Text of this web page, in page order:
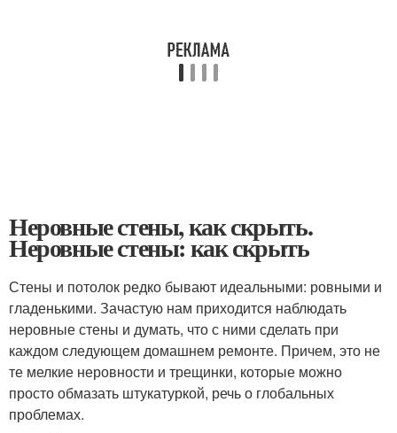
Неровные стены, как скрыть.
Неровные стены: как скрыть
Стены и потолок редко бывают идеальными: ровными и
гладенькими. Зачастую нам приходится наблюдать
неровные стены и думать, что с ними сделать при
каждом следующем домашнем ремонте. Причем, это не
те мелкие неровности и трещинки, которые можно
просто обмазать штукатуркой, речь о глобальных
проблемах.